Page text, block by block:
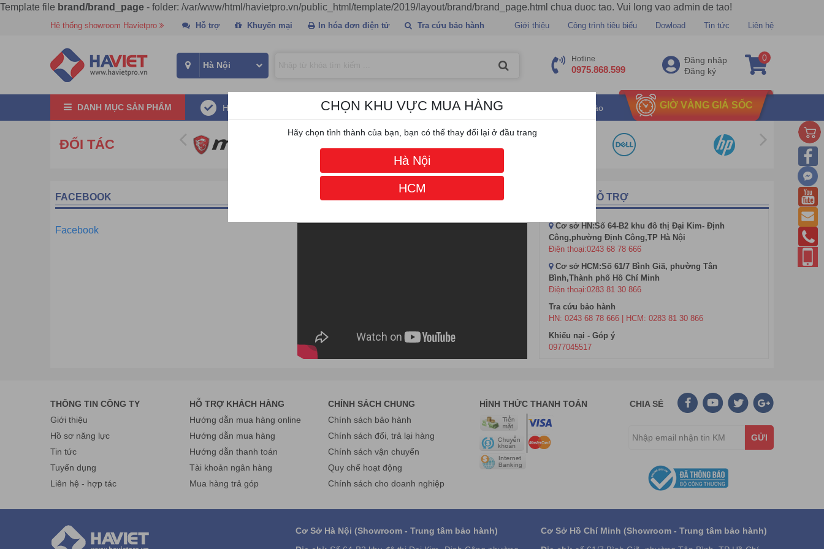
Template file brand/brand_page - folder: /var/www/html/havietpro.vn/public_html/template/2019/layout/brand/brand_page.html chua duoc tao. Vui long vao admin de tao!
Hệ thống showroom Havietpro Hỗ trợ Khuyến mại In hóa đơn điện tử Tra cứu bảo hành Giới thiệu Công trình tiêu biểu Dowload Tin tức Liên hệ
Hotline
0975.868.599
Đăng nhập
Đăng ký
0
DANH MỤC SẢN PHẨM Hàng chính hãng Giá ưu đãi nhất Miễn phí vận chuyển Hậu mãi chu đáo GIỜ VÀNG GIÁ SỐC
ĐỐI TÁC
FACEBOOK
Facebook
YOUTUBE TỔNG ĐÀI HỖ TRỢ
Cơ sở HN:Số 64-B2 khu đô thị Đại Kim- Định
Công,phường Định Công,TP Hà Nội
Điện thoại:0243 68 78 666
Cơ sở HCM:Số 61/7 Bình Giã, phường Tân
Bình,Thành phố Hồ Chí Minh
Điện thoại:0283 81 30 866
Tra cứu bảo hành
HN: 0243 68 78 666 | HCM: 0283 81 30 866
Khiếu nại - Góp ý
0977045517
THÔNG TIN CÔNG TY
Giới thiệu
Hồ sơ năng lực
Tin tức
Tuyển dụng
Liên hệ - hợp tác
HỖ TRỢ KHÁCH HÀNG
Hướng dẫn mua hàng online
Hướng dẫn mua hàng
Hướng dẫn thanh toán
Tài khoản ngân hàng
Mua hàng trả góp
CHÍNH SÁCH CHUNG
Chính sách bảo hành
Chính sách đổi, trả lại hàng
Chính sách vận chuyển
Quy chế hoạt động
Chính sách cho doanh nghiệp
HÌNH THỨC THANH TOÁN CHIA SẺ
GỬI
Cơ Sở Hà Nội (Showroom - Trung tâm bảo hành)
Cơ Sở Hồ Chí Minh (Showroom - Trung tâm bảo hành)
CHỌN KHU VỰC MUA HÀNG
Hãy chọn tỉnh thành của bạn, bạn có thể thay đổi lại ở đầu trang
Hà Nội
HCM